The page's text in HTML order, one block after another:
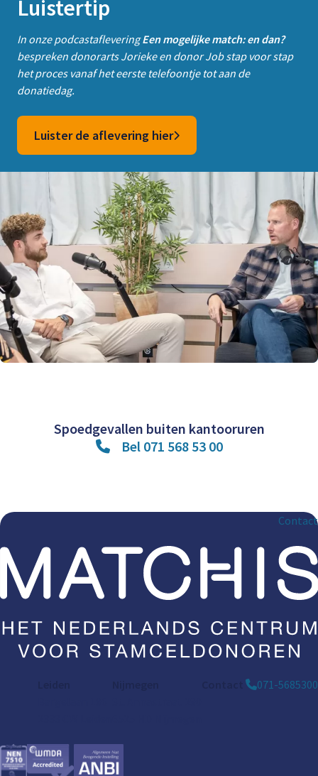
Luistertip
In onze podcastafleveringEen mogelijke match: en dan?
bespreken donorarts Jorieke en donor Job stap voor stap
het proces vanaf het eerste telefoontje tot aan de
donatiedag.
Luister de aflevering hier
Spoedgevallen buiten kantooruren
Bel 071 568 53 00
Contact
071-5685300